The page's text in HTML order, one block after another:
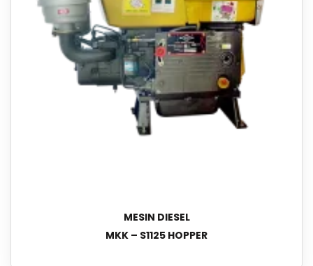
MESIN DIESEL
MKK – S1125 HOPPER